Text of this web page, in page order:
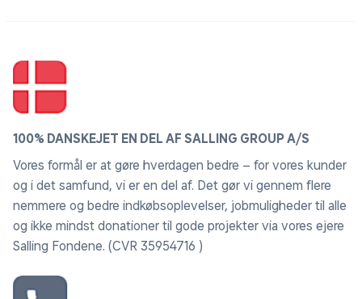
100% DANSKEJET EN DEL AF SALLING GROUP A/S
Vores formål er at gøre hverdagen bedre – for vores kunder
og i det samfund, vi er en del af. Det gør vi gennem flere
nemmere og bedre indkøbsoplevelser, jobmuligheder til alle
og ikke mindst donationer til gode projekter via vores ejere
Salling Fondene. (CVR 35954716 )